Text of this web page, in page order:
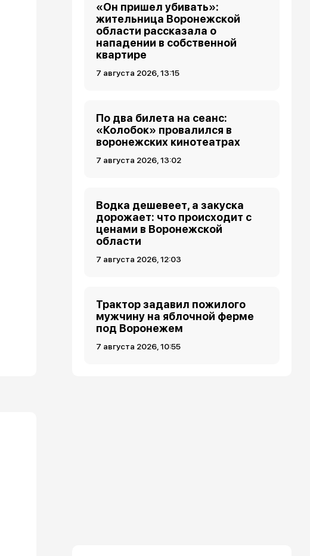
«Он пришел убивать»:
жительница Воронежской
области рассказала о
нападении в собственной
квартире
7 августа 2026, 13:15
По два билета на сеанс:
«Колобок» провалился в
воронежских кинотеатрах
7 августа 2026, 13:02
Водка дешевеет, а закуска
дорожает: что происходит с
ценами в Воронежской
области
7 августа 2026, 12:03
Трактор задавил пожилого
мужчину на яблочной ферме
под Воронежем
7 августа 2026, 10:55